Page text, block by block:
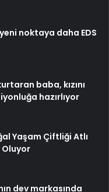
noktaya daha EDS
baba, kızını
hazırlıyor
Yaşam Çiftliği Atlı
Oluyor
dev markasında